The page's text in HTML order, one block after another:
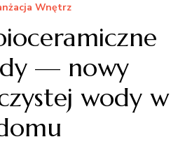
Wnętrz
— nowy
wody w